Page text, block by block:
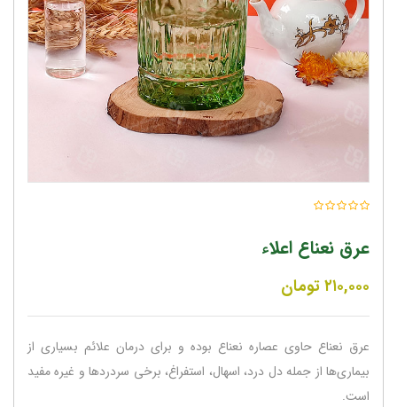
عرق نعناع اعلاء
۲۱۰,۰۰۰تومان
عرق نعناع حاوی عصاره نعناع بوده و برای درمان علائم بسیاری از
بیماری‌ها از جمله دل درد، اسهال، استفراغ، برخی سردردها و غیره مفید
است.